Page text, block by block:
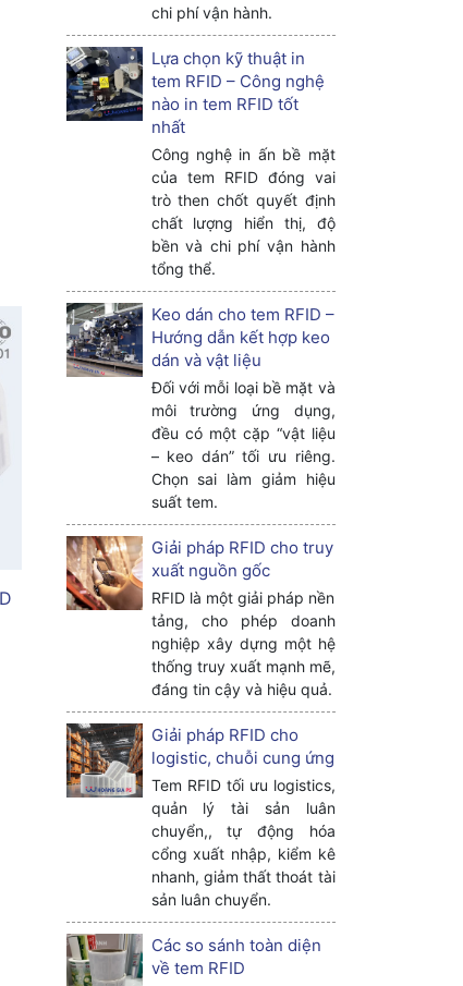
chi phí vận hành.
Lựa chọn kỹ thuật in
tem RFID – Công nghệ
nào in tem RFID tốt
nhất
Công nghệ in ấn bề mặt
của tem RFID đóng vai
trò then chốt quyết định
chất lượng hiển thị, độ
bền và chi phí vận hành
tổng thể.
Keo dán cho tem RFID –
Hướng dẫn kết hợp keo
dán và vật liệu
Đối với mỗi loại bề mặt và
môi trường ứng dụng,
đều có một cặp “vật liệu
– keo dán” tối ưu riêng.
Chọn sai làm giảm hiệu
suất tem.
Giải pháp RFID cho truy
xuất nguồn gốc
RFID là một giải pháp nền
tảng, cho phép doanh
nghiệp xây dựng một hệ
thống truy xuất mạnh mẽ,
đáng tin cậy và hiệu quả.
Giải pháp RFID cho
logistic, chuỗi cung ứng
Tem RFID tối ưu logistics,
quản lý tài sản luân
chuyển,, tự động hóa
cổng xuất nhập, kiểm kê
nhanh, giảm thất thoát tài
sản luân chuyển.
Các so sánh toàn diện
về tem RFID